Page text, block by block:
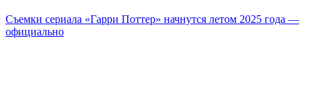
Съемки сериала «Гарри Поттер» начнутся летом 2025 года —
официально